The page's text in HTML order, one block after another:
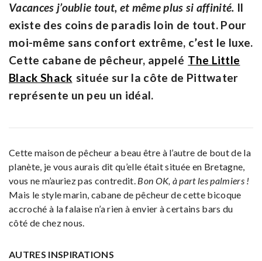
Vacances j’oublie tout, et même plus si affinité. Il
existe des coins de paradis loin de tout. Pour
moi-même sans confort extrême, c’est le luxe.
Cette cabane de pêcheur, appelé The Little
Black Shack située sur la côte de Pittwater
représente un peu un idéal.
Cette maison de pêcheur a beau être à l’autre de bout de la
planète, je vous aurais dit qu’elle était située en Bretagne,
vous ne m’auriez pas contredit. Bon OK, à part les palmiers !
Mais le style marin, cabane de pêcheur de cette bicoque
accroché à la falaise n’a rien à envier à certains bars du
côté de chez nous.
AUTRES INSPIRATIONS